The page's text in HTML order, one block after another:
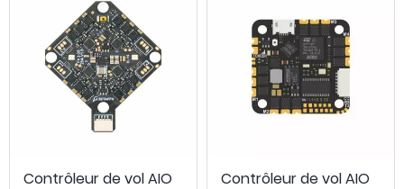
Contrôleur de vol AIO
Contrôleur de vol AIO